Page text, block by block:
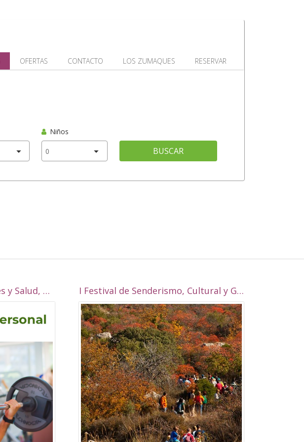
OFERTAS CONTACTO LOS ZUMAQUES RESERVAR
Niños
BUSCAR
Centro Municipal Deportes y Salud, Alcalá la Real I Festival de Senderismo, Cultural y Gastronómico de Alcalá la Real